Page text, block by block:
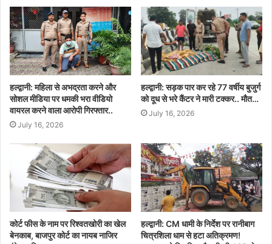
हल्द्वानी: महिला से अभद्रता करने और
सोशल मीडिया पर धमकी भरा वीडियो
वायरल करने वाला आरोपी गिरफ्तार..
July 16, 2026
हल्द्वानी: सड़क पार कर रहे 77 वर्षीय बुजुर्ग
को दूध से भरे कैंटर ने मारी टक्कर.. मौत…
July 16, 2026
कोर्ट फीस के नाम पर रिश्वतखोरी का खेल
बेनकाब, बाजपुर कोर्ट का नायब नाजिर
हल्द्वानी: CM धामी के निर्देश पर रानीबाग
चित्रशिला धाम से हटा अतिक्रमण!